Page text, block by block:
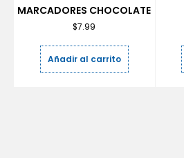
MARCADORES CHOCOLATE
$7.99
Añadir al carrito